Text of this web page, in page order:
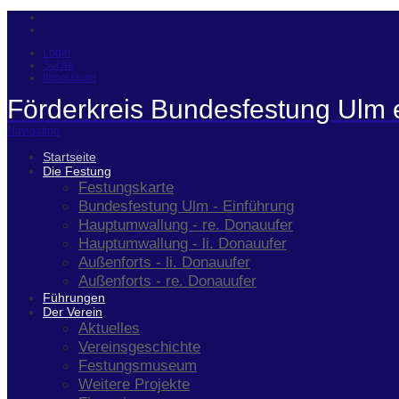
Login
Suche
Impressum
Förderkreis Bundesfestung Ulm
Navigation
Startseite
Die Festung
Festungskarte
Bundesfestung Ulm - Einführung
Hauptumwallung - re. Donauufer
Hauptumwallung - li. Donauufer
Außenforts - li. Donauufer
Außenforts - re. Donauufer
Führungen
Der Verein
Aktuelles
Vereinsgeschichte
Festungsmuseum
Weitere Projekte